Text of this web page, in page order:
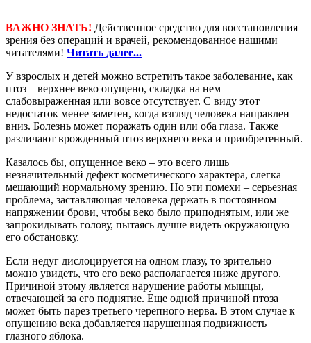
ВАЖНО ЗНАТЬ! Действенное средство для восстановления
зрения без операций и врачей, рекомендованное нашими
читателями! Читать далее...
У взрослых и детей можно встретить такое заболевание, как
птоз – верхнее веко опущено, складка на нем
слабовыраженная или вовсе отсутствует. С виду этот
недостаток менее заметен, когда взгляд человека направлен
вниз. Болезнь может поражать один или оба глаза. Также
различают врожденный птоз верхнего века и приобретенный.
Казалось бы, опущенное веко – это всего лишь
незначительный дефект косметического характера, слегка
мешающий нормальному зрению. Но эти помехи – серьезная
проблема, заставляющая человека держать в постоянном
напряжении брови, чтобы веко было приподнятым, или же
запрокидывать голову, пытаясь лучше видеть окружающую
его обстановку.
Если недуг дислоцируется на одном глазу, то зрительно
можно увидеть, что его веко располагается ниже другого.
Причиной этому является нарушение работы мышцы,
отвечающей за его поднятие. Еще одной причиной птоза
может быть парез третьего черепного нерва. В этом случае к
опущению века добавляется нарушенная подвижность
глазного яблока.